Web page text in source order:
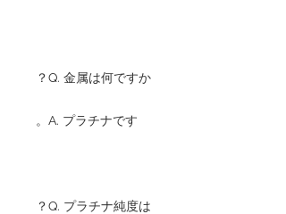
Q. 金属は何ですか？
A. プラチナです。
Q. プラチナ純度は？